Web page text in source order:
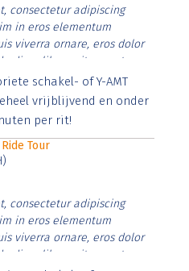
consectetur adipiscing
in eros elementum
viverra ornare, eros dolor
diam libero vitae erat.
cursus id rutrum lorem
risus tristique posuere.
schakel- of Y-AMT
vrijblijvend en onder
per rit!
Tour
consectetur adipiscing
in eros elementum
viverra ornare, eros dolor
diam libero vitae erat.